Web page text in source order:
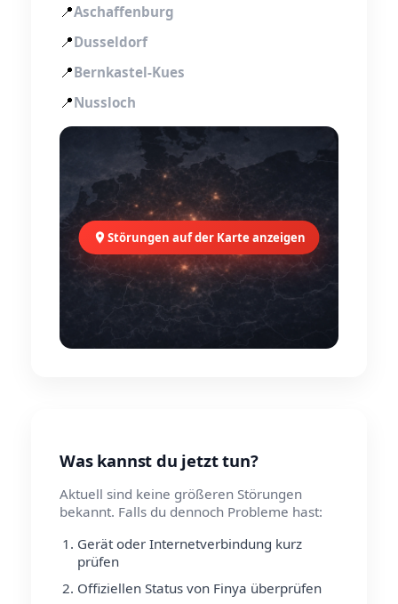
📍Aschaffenburg
📍Dusseldorf
📍Bernkastel-Kues
📍Nussloch
Störungen auf der Karte anzeigen
Was kannst du jetzt tun?
Aktuell sind keine größeren Störungen
bekannt. Falls du dennoch Probleme hast:
Gerät oder Internetverbindung kurz
prüfen
Offiziellen Status von Finya überprüfen